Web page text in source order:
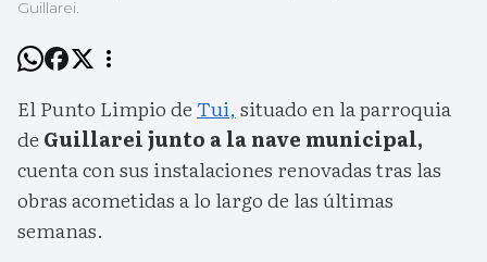
Guillarei.
El Punto Limpio de Tui,situado en la parroquia
de Guillarei junto a la nave municipal,
cuenta con sus instalaciones renovadas tras las
obras acometidas a lo largo de las últimas
semanas.